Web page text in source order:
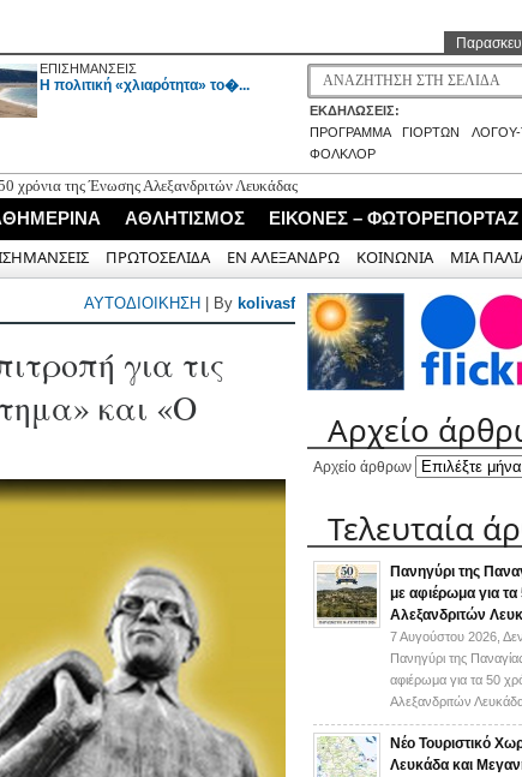
ΕΠΙΣΗΜΑΝΣΕΙΣ
H πολιτική «χλιαρότητα» το�...
ΕΚΔΗΛΩΣΕΙΣ:
ΠΡΟΓΡΑΜΜΑ ΓΙΟΡΤΩΝ
ΦΟΛΚΛΟΡ
χρόνια της Ένωσης Αλεξανδριτών Λευκάδας
– Οι νέοι κανόνες για ξενοδοχεία, δόμηση
Βιολογικού Καθαρισμού και του αποχετευτικού
Πρέβεζας
Λιμενικού
ΑΘΛΗΤΙΣΜΟΣ ΕΙΚΟΝΕΣ – ΦΩΤΟΡΕΠΟΡΤΑΖ
ΠΡΩΤΟΣΕΛΙΔΑ ΕΝ ΑΛΕΞΑΝΔΡΩ ΚΟΙΝΩΝΙΑ ΜΙΑ
ΑΥΤΟΔΙΟΙΚΗΣΗ | By kolivasf
για τις
και «Ο
Αρχείο
Αρχείο άρθρων
Τελευταία
Πανηγύρι της
με αφιέρωμα για
Αλεξανδριτών
7 Αυγούστου 2026,
Πανηγύρι της
αφιέρωμα για τα 50
Αλεξανδριτών
Νέο Τουριστικό
Λευκάδα και